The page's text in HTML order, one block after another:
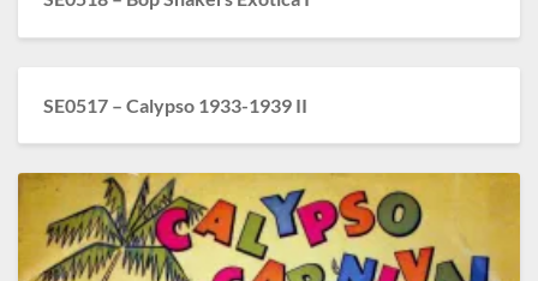
SE0517 – Calypso 1933-1939 II